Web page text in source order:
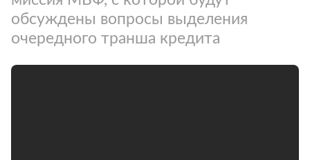
обсуждены вопросы выделения
очередного транша кредита